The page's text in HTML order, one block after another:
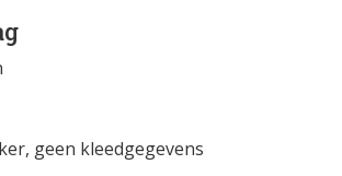
geen kleedgegevens